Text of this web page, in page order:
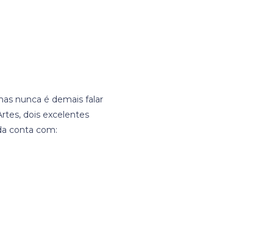
nunca é demais falar
dois excelentes
conta com: